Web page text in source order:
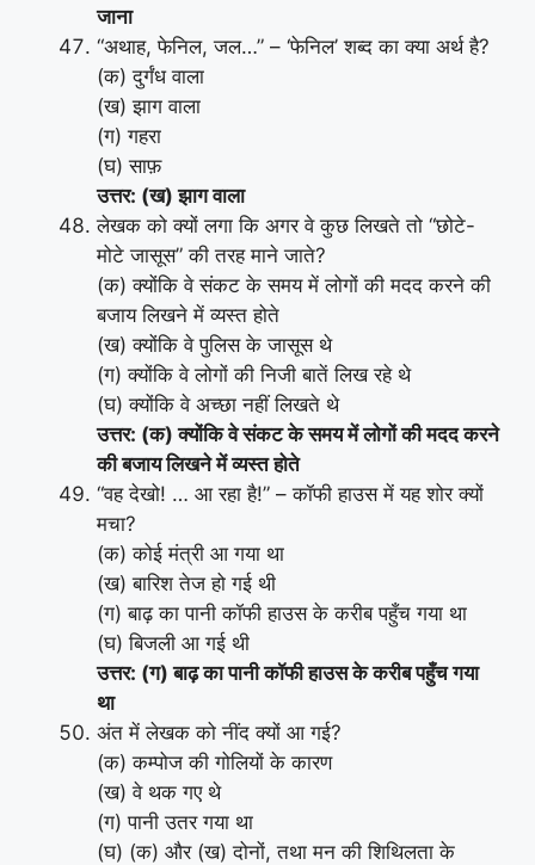
जाना
“अथाह, फेनिल, जल…” – ‘फेनिल’ शब्द का क्या अर्थ है?
(क) दुर्गंध वाला
(ख) झाग वाला
(ग) गहरा
(घ) साफ़
उत्तर: (ख) झाग वाला
लेखक को क्यों लगा कि अगर वे कुछ लिखते तो “छोटे-
मोटे जासूस” की तरह माने जाते?
(क) क्योंकि वे संकट के समय में लोगों की मदद करने की
बजाय लिखने में व्यस्त होते
(ख) क्योंकि वे पुलिस के जासूस थे
(ग) क्योंकि वे लोगों की निजी बातें लिख रहे थे
(घ) क्योंकि वे अच्छा नहीं लिखते थे
उत्तर: (क) क्योंकि वे संकट के समय में लोगों की मदद करने
की बजाय लिखने में व्यस्त होते
“वह देखो! … आ रहा है!” – कॉफी हाउस में यह शोर क्यों
मचा?
(क) कोई मंत्री आ गया था
(ख) बारिश तेज हो गई थी
(ग) बाढ़ का पानी कॉफी हाउस के करीब पहुँच गया था
(घ) बिजली आ गई थी
उत्तर: (ग) बाढ़ का पानी कॉफी हाउस के करीब पहुँच गया
था
अंत में लेखक को नींद क्यों आ गई?
(क) कम्पोज की गोलियों के कारण
(ख) वे थक गए थे
(ग) पानी उतर गया था
(घ) (क) और (ख) दोनों, तथा मन की शिथिलता के